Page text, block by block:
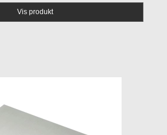
Vis produkt